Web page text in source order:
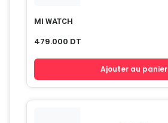
MI WATCH
479.000 DT
Ajouter au panier